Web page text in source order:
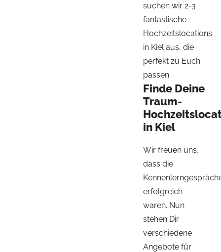
suchen wir 2-3
fantastische
Hochzeitslocations
in Kiel aus, die
perfekt zu Euch
passen.
Finde Deine
Traum-
in Kiel
Wir freuen uns,
dass die
erfolgreich
waren. Nun
stehen Dir
verschiedene
Angebote für